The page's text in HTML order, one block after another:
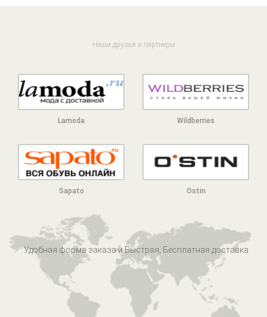
Наши друзья и партнеры
Lamoda Wildberries
Sapato Ostin
Удобная форма заказа и Быстрая, Бесплатная доставка